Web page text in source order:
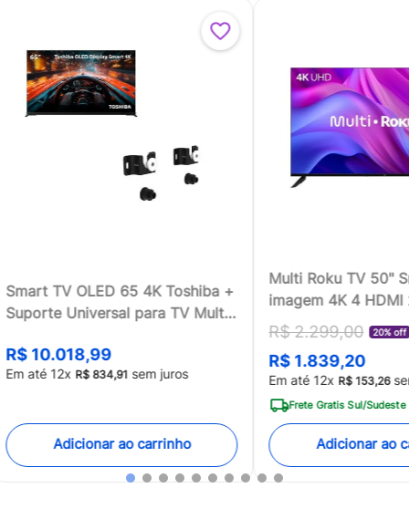
Smart TV OLED 65 4K Toshiba +
Suporte Universal para TV Multi
R$ 10.018,99
Em até 12x R$ 834,91 sem juros
Adicionar ao carrinho
Multi Roku TV 50"
imagem 4K 4 HDMI
compatível com
Home -
[Reembalado]
R$ 2.299,00 20% off
R$ 1.839,20
Em até 12x R$ 153,26
Frete Gratis Sul/Sudeste
Adicionar ao